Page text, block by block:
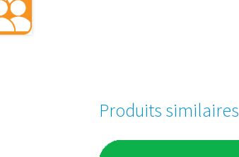
Produits similaires